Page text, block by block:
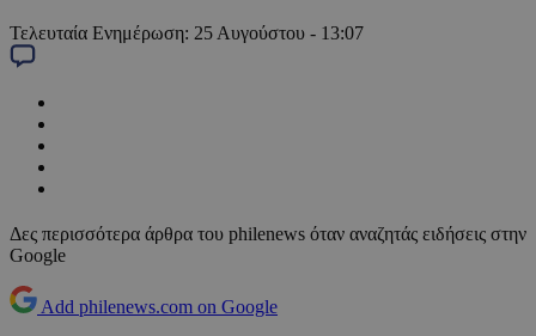
Τελευταία Ενημέρωση: 25 Αυγούστου - 13:07
Δες περισσότερα άρθρα του philenews όταν αναζητάς ειδήσεις στην
Google
Add philenews.com on Google